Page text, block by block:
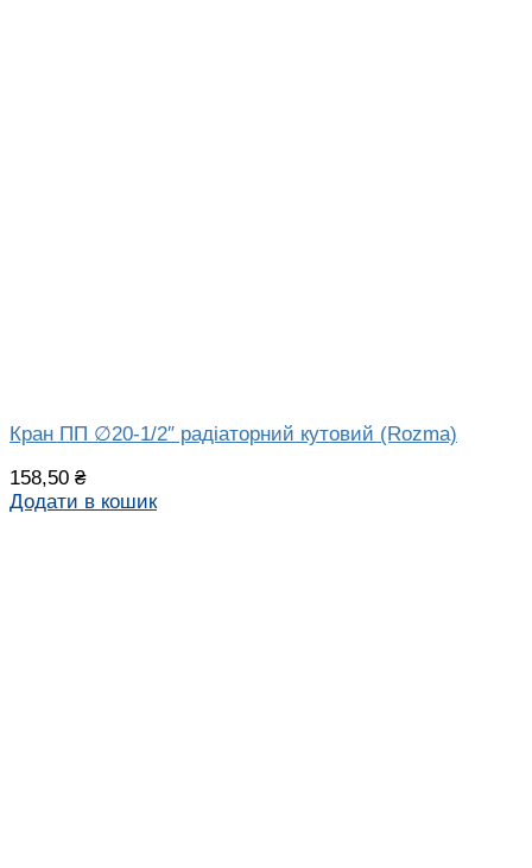
Кран ПП ∅20-1/2″ радіаторний кутовий (Rozma)
158,50 ₴
Додати в кошик